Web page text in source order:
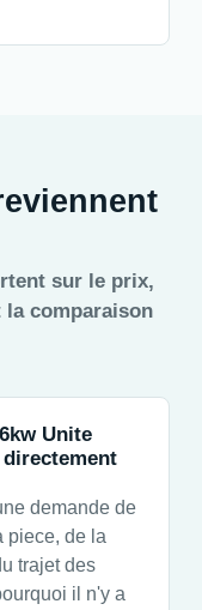
sur le prix,
la comparaison
Unite
demande de
piece, de la
trajet des
il n'y a